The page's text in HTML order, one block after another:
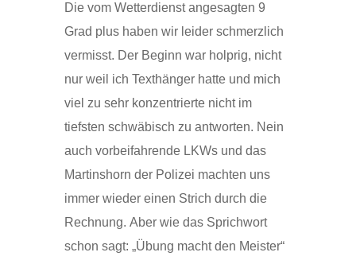
Die vom Wetterdienst angesagten 9
Grad plus haben wir leider schmerzlich
vermisst. Der Beginn war holprig, nicht
nur weil ich Texthänger hatte und mich
viel zu sehr konzentrierte nicht im
tiefsten schwäbisch zu antworten. Nein
auch vorbeifahrende LKWs und das
Martinshorn der Polizei machten uns
immer wieder einen Strich durch die
Rechnung. Aber wie das Sprichwort
schon sagt: „Übung macht den Meister“